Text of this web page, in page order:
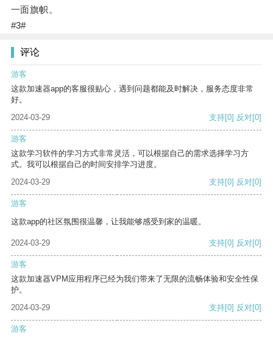
一面旗帜。
#3#
评论
游客
这款加速器app的客服很贴心，遇到问题都能及时解决，服务态度非常
好。
2024-03-29
支持[0] 反对[0]
游客
这款学习软件的学习方式非常灵活，可以根据自己的需求选择学习方
式。我可以根据自己的时间安排学习进度。
2024-03-29
支持[0] 反对[0]
游客
这款app的社区氛围很温馨，让我能够感受到家的温暖。
2024-03-29 支持[0] 反对[0]
游客
这款加速器VPM应用程序已经为我们带来了无限的流畅体验和安全性保
护。
2024-03-29
支持[0] 反对[0]
游客